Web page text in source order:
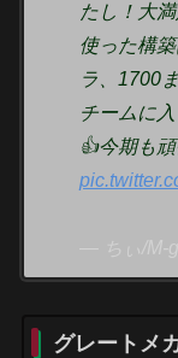
たし！大
使った構
ラ、1700
チームに
👍今期も
— ちぃ/M-
グレートメ